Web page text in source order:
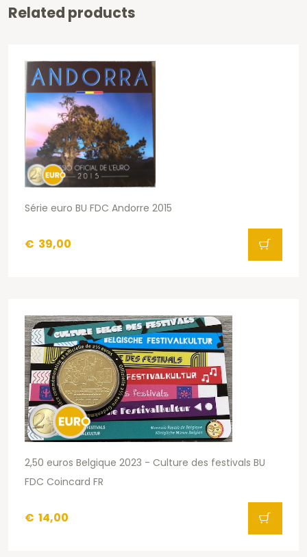
Related products
Série euro BU FDC Andorre 2015
€ 39,00
2,50 euros Belgique 2023 - Culture des festivals BU
FDC Coincard FR
€ 14,00